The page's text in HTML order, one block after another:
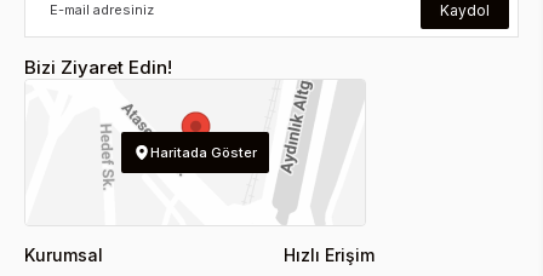
Kaydol
Bizi Ziyaret Edin!
Haritada Göster
Kurumsal Hızlı Erişim